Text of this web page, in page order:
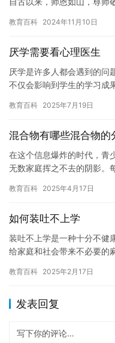
尊…
教育百科 2024年11月10日
厌学需要看心理医生
厌学是许多人都会遇到的问
不仅会影响到学生的学习成
的原因…
教育百科 2025年7月19日
混合物有哪些混合物的
在这个信息爆炸的时代，青
无数家庭挥之不去的阴影。
格扭曲…
教育百科 2025年4月17日
如何装吐不上学
装吐不上学是一种十分不健
给家庭和社会带来不必要的
如，当…
教育百科 2025年2月17日
发表回复